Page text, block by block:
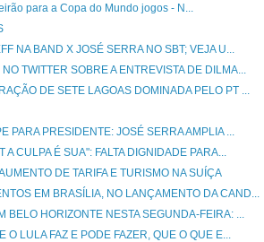
para a Copa do Mundo jogos - N...
NA BAND X JOSÉ SERRA NO SBT; VEJA U...
TWITTER SOBRE A ENTREVISTA DE DILMA...
DE SETE LAGOAS DOMINADA PELO PT ...
PARA PRESIDENTE: JOSÉ SERRA AMPLIA ...
A CULPA É SUA": FALTA DIGNIDADE PARA...
DE TARIFA E TURISMO NA SUÍÇA
EM BRASÍLIA, NO LANÇAMENTO DA CAND...
BELO HORIZONTE NESTA SEGUNDA-FEIRA: ...
O LULA FAZ E PODE FAZER, QUE O QUE E...